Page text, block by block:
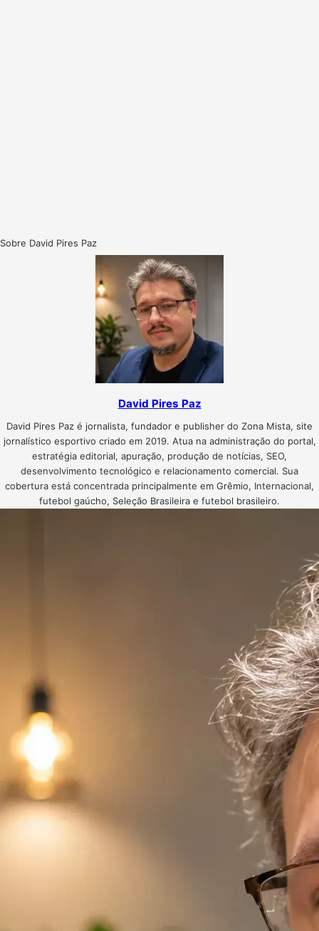
Sobre David Pires Paz
David Pires Paz
David Pires Paz é jornalista, fundador e publisher do Zona Mista, site
jornalístico esportivo criado em 2019. Atua na administração do portal,
estratégia editorial, apuração, produção de notícias, SEO,
desenvolvimento tecnológico e relacionamento comercial. Sua
cobertura está concentrada principalmente em Grêmio, Internacional,
futebol gaúcho, Seleção Brasileira e futebol brasileiro.